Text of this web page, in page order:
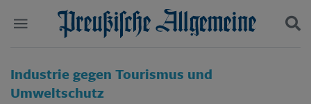
Politik
Suchen und finden
Industrie gegen Tourismus und
Umweltschutz